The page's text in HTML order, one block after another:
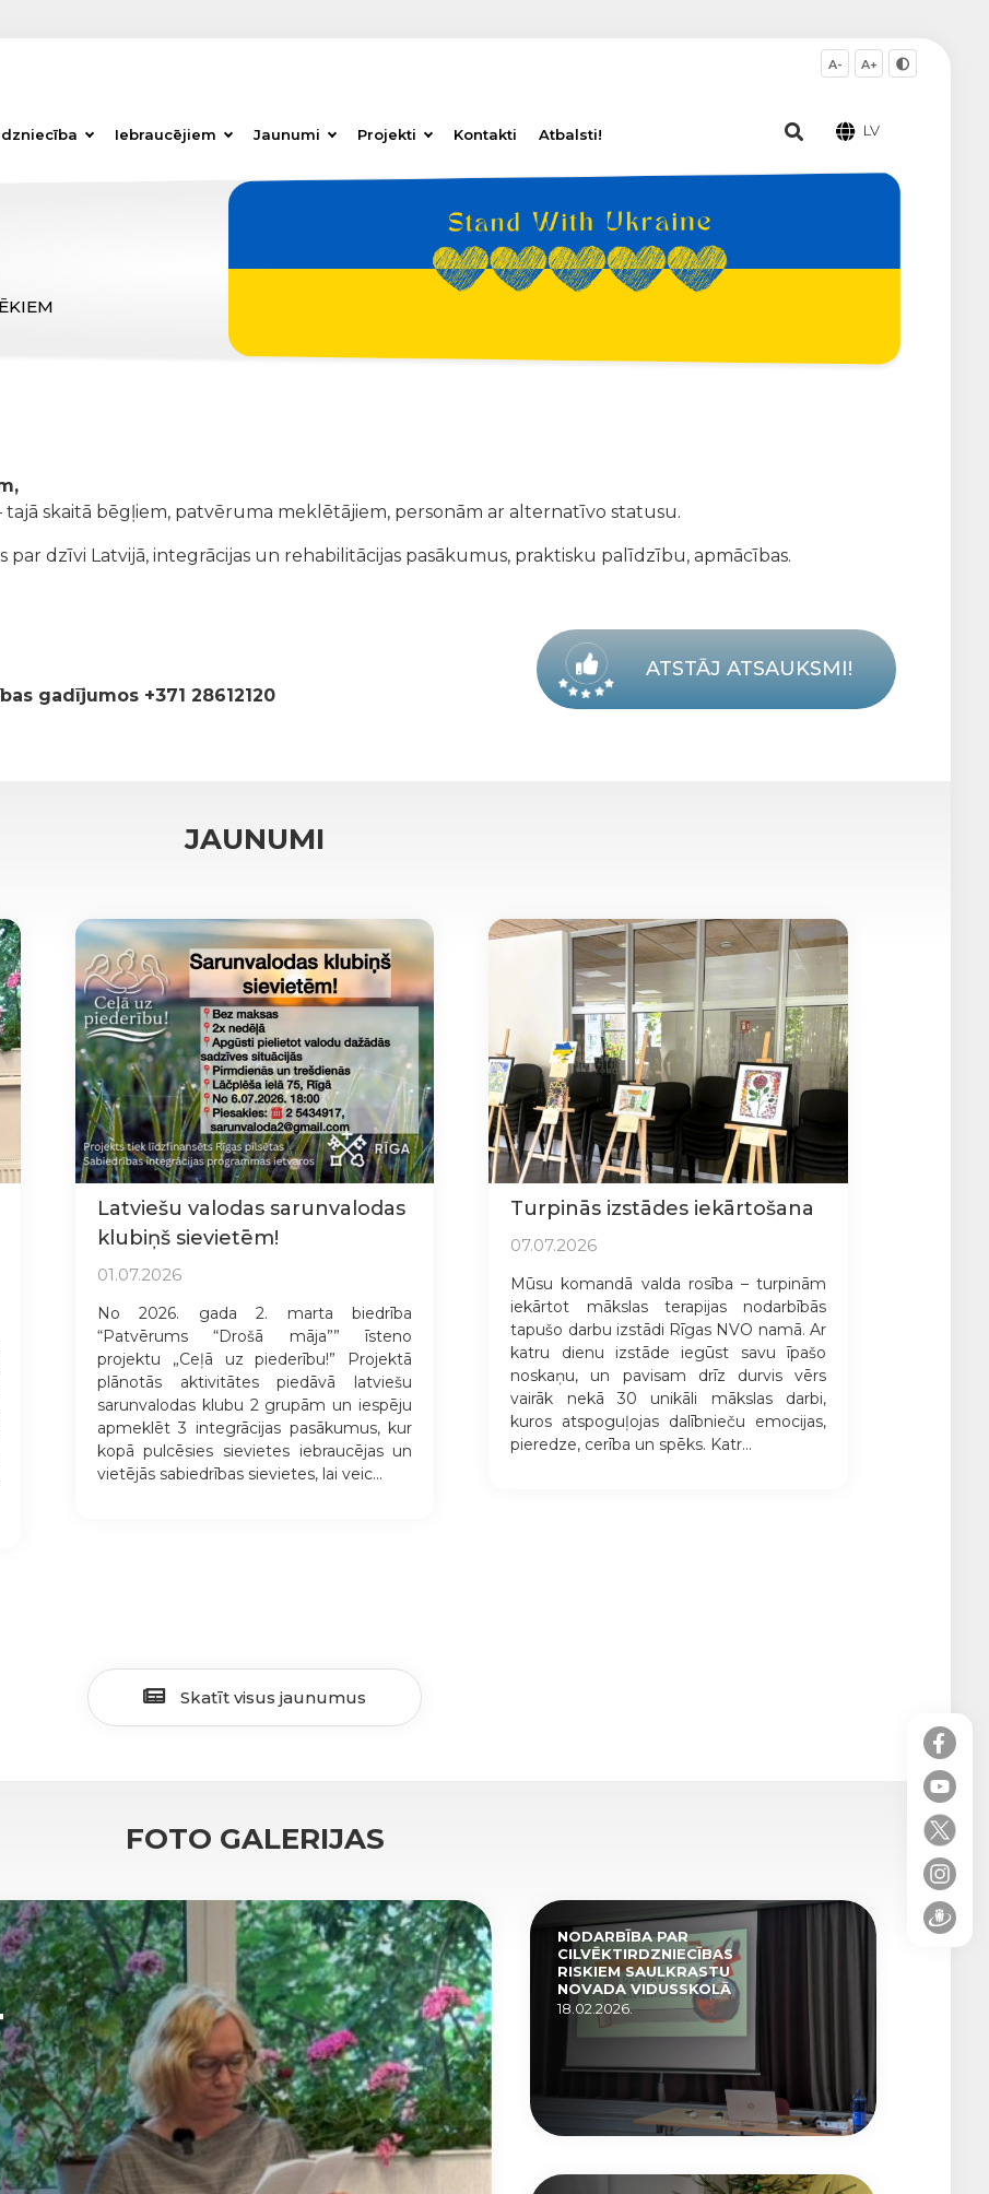
Iebraucējiem Jaunumi Projekti Kontakti Atbalsti!
A- A+
LV
tajā skaitā bēgļiem, patvēruma meklētājiem, personām ar alternatīvo statusu.
dzīvi Latvijā, integrācijas un rehabilitācijas pasākumus, praktisku palīdzību, apmācības.
gadījumos +371 28612120
ATSTĀJ ATSAUKSMI!
JAUNUMI
Latviešu valodas sarunvalodas
klubiņš sievietēm!
01.07.2026
No 2026. gada 2. marta biedrība
“Patvērums “Drošā māja”” īsteno
projektu „Ceļā uz piederību!” Projektā
plānotās aktivitātes piedāvā latviešu
sarunvalodas klubu 2 grupām un iespēju
apmeklēt 3 integrācijas pasākumus, kur
kopā pulcēsies sievietes iebraucējas un
vietējās sabiedrības sievietes, lai veic...
Turpinās izstādes iekārtošana
07.07.2026
Mūsu komandā valda rosība – turpinām
iekārtot mākslas terapijas nodarbībās
tapušo darbu izstādi Rīgas NVO namā. Ar
katru dienu izstāde iegūst savu īpašo
noskaņu, un pavisam drīz durvis vērs
vairāk nekā 30 unikāli mākslas darbi,
kuros atspoguļojas dalībnieču emocijas,
pieredze, cerība un spēks. Katr...
Skatīt visus jaunumus
FOTO GALERIJAS
NODARBĪBA PAR
CILVĒKTIRDZNIECĪBAS
RISKIEM SAULKRASTU
NOVADA VIDUSSKOLĀ
18.02.2026.